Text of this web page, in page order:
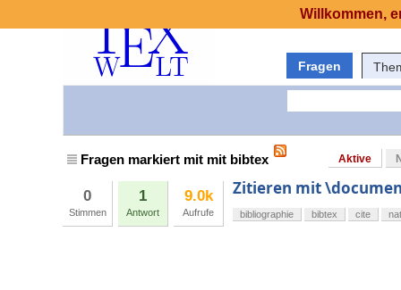
Fragen
Fragen markiert mit mit bibtex Aktive
0
Stimmen
1
Antwort
9.0k
Aufrufe
Zitieren mit
bibliographie bibtex cite
Willkommen,